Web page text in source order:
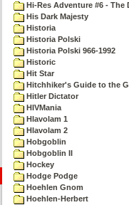
Hi-Res Adventure #6 - The
His Dark Majesty
Historia
Historia Polski
Historia Polski 966-1992
Historic
Hit Star
Hitchhiker's Guide to the
Hitler Dictator
HIVMania
Hlavolam 1
Hlavolam 2
Hobgoblin
Hobgoblin II
Hockey
Hodge Podge
Hoehlen Gnom
Hoehlen-Herbert